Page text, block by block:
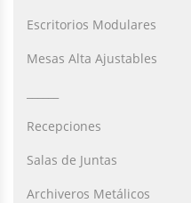
Escritorios Modulares
Mesas Alta Ajustables
Recepciones
Salas de Juntas
Archiveros Metálicos